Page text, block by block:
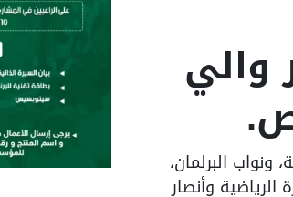
والي
البرلمان،
وأنصار